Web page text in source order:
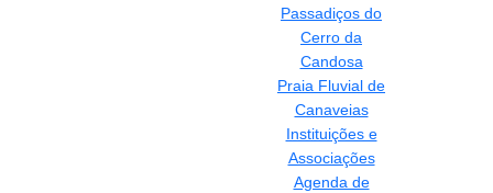
Passadiços do
Cerro da
Candosa
Praia Fluvial de
Canaveias
Instituições e
Associações
Agenda de